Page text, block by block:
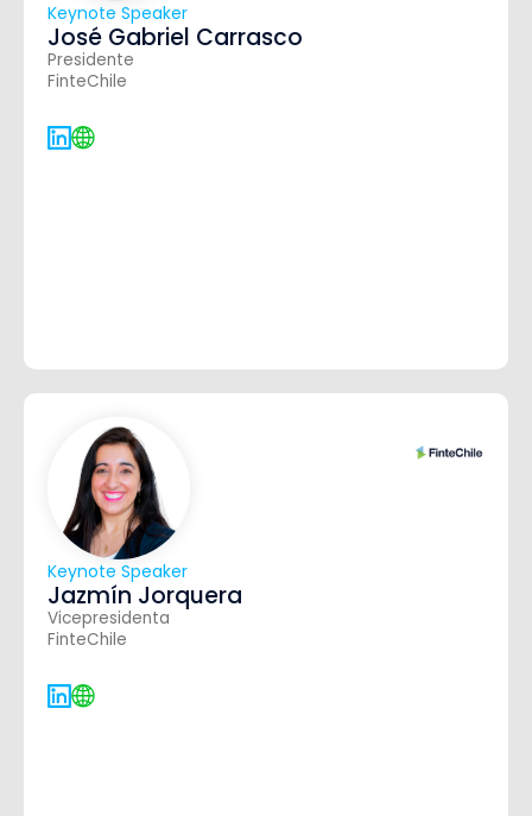
Keynote Speaker
José Gabriel Carrasco
Presidente
FinteChile
Keynote Speaker
Jazmín Jorquera
Vicepresidenta
FinteChile